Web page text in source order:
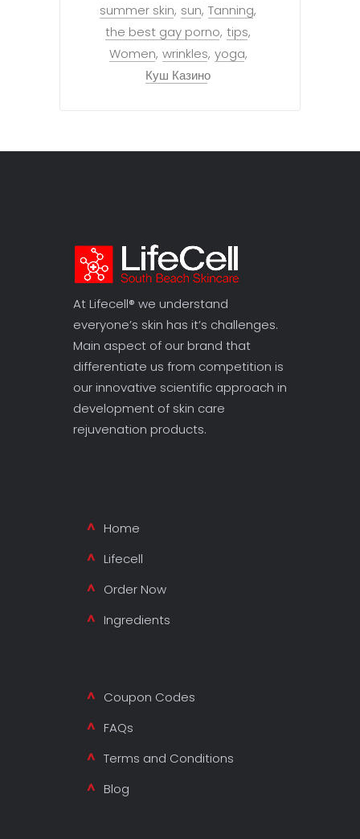
summer skin sun Tanning
the best gay porno tips
Women wrinkles yoga
Куш Казино
At Lifecell® we understand
everyone’s skin has it’s challenges.
Main aspect of our brand that
differentiate us from competition is
our innovative scientific approach in
development of skin care
rejuvenation products.
Home
Lifecell
Order Now
Ingredients
Coupon Codes
FAQs
Terms and Conditions
Blog